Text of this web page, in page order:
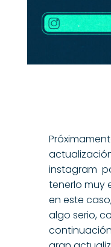
instagram
tenerlo muy
en este
algo serio,